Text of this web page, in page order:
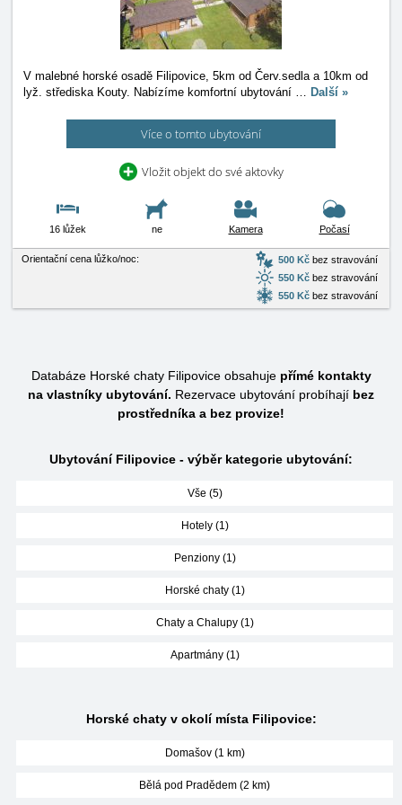
V malebné horské osadě Filipovice, 5km od Červ.sedla a 10km od
lyž. střediska Kouty. Nabízíme komfortní ubytování … Další »
Více o tomto ubytování
Vložit objekt do své aktovky
16 lůžek ne Kamera Počasí
Orientační cena lůžko/noc: 500 Kč bez stravování
550 Kč bez stravování
550 Kč bez stravování
Databáze Horské chaty Filipovice obsahuje přímé kontakty
na vlastníky ubytování. Rezervace ubytování probíhají bez
prostředníka a bez provize!
Ubytování Filipovice - výběr kategorie ubytování:
Vše (5)
Hotely (1)
Penziony (1)
Horské chaty (1)
Chaty a Chalupy (1)
Apartmány (1)
Horské chaty v okolí místa Filipovice:
Domašov (1 km)
Bělá pod Pradědem (2 km)